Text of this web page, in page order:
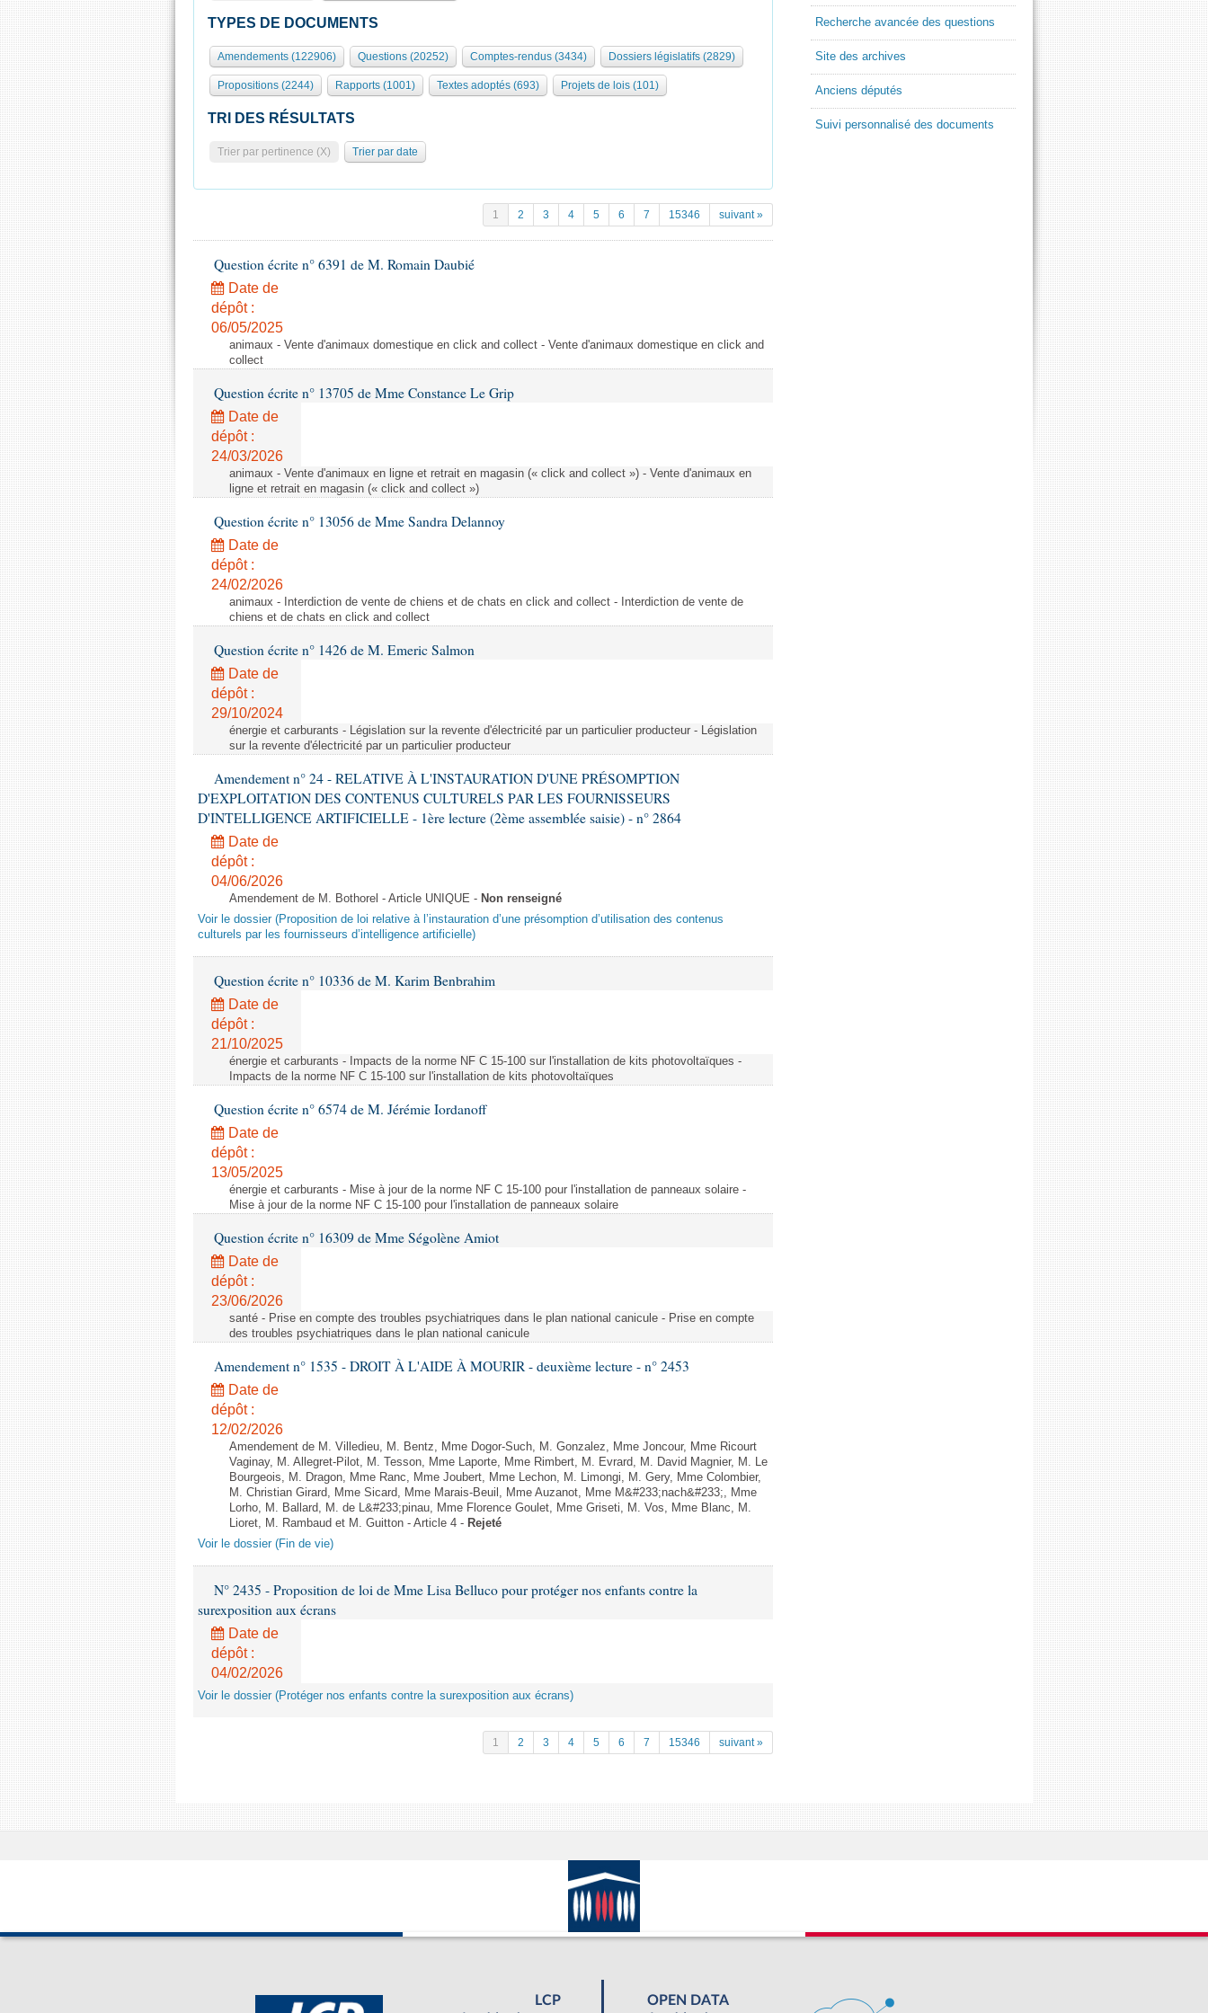
TYPES DE DOCUMENTS
Amendements (122906) Questions (20252) Comptes-rendus (3434) Dossiers législatifs (2829)
Propositions (2244) Rapports (1001) Textes adoptés (693) Projets de lois (101)
TRI DES RÉSULTATS
Trier par pertinence (X) Trier par date
1 2 3 4 5 6 7 15346 suivant »
Question écrite n° 6391 de M. Romain Daubié
Date de
dépôt :
06/05/2025
animaux - Vente d'animaux domestique en click and collect - Vente d'animaux domestique en click and
collect
Question écrite n° 13705 de Mme Constance Le Grip
Date de
dépôt :
24/03/2026
animaux - Vente d'animaux en ligne et retrait en magasin (« click and collect ») - Vente d'animaux en
ligne et retrait en magasin (« click and collect »)
Question écrite n° 13056 de Mme Sandra Delannoy
Date de
dépôt :
24/02/2026
animaux - Interdiction de vente de chiens et de chats en click and collect - Interdiction de vente de
chiens et de chats en click and collect
Question écrite n° 1426 de M. Emeric Salmon
Date de
dépôt :
29/10/2024
énergie et carburants - Législation sur la revente d'électricité par un particulier producteur - Législation
sur la revente d'électricité par un particulier producteur
Amendement n° 24 - RELATIVE À L'INSTAURATION D'UNE PRÉSOMPTION
D'EXPLOITATION DES CONTENUS CULTURELS PAR LES FOURNISSEURS
D'INTELLIGENCE ARTIFICIELLE - 1ère lecture (2ème assemblée saisie) - n° 2864
Date de
dépôt :
04/06/2026
Amendement de M. Bothorel - Article UNIQUE - Non renseigné
Voir le dossier (Proposition de loi relative à l’instauration d’une présomption d’utilisation des contenus
culturels par les fournisseurs d’intelligence artificielle)
Question écrite n° 10336 de M. Karim Benbrahim
Date de
dépôt :
21/10/2025
énergie et carburants - Impacts de la norme NF C 15-100 sur l'installation de kits photovoltaïques -
Impacts de la norme NF C 15-100 sur l'installation de kits photovoltaïques
Question écrite n° 6574 de M. Jérémie Iordanoff
Date de
dépôt :
13/05/2025
énergie et carburants - Mise à jour de la norme NF C 15-100 pour l'installation de panneaux solaire -
Mise à jour de la norme NF C 15-100 pour l'installation de panneaux solaire
Question écrite n° 16309 de Mme Ségolène Amiot
Date de
dépôt :
23/06/2026
santé - Prise en compte des troubles psychiatriques dans le plan national canicule - Prise en compte
des troubles psychiatriques dans le plan national canicule
Amendement n° 1535 - DROIT À L'AIDE À MOURIR - deuxième lecture - n° 2453
Date de
dépôt :
12/02/2026
Amendement de M. Villedieu, M. Bentz, Mme Dogor-Such, M. Gonzalez, Mme Joncour, Mme Ricourt
Vaginay, M. Allegret-Pilot, M. Tesson, Mme Laporte, Mme Rimbert, M. Evrard, M. David Magnier, M. Le
Bourgeois, M. Dragon, Mme Ranc, Mme Joubert, Mme Lechon, M. Limongi, M. Gery, Mme Colombier,
M. Christian Girard, Mme Sicard, Mme Marais-Beuil, Mme Auzanot, Mme M&#233;nach&#233;, Mme
Lorho, M. Ballard, M. de L&#233;pinau, Mme Florence Goulet, Mme Griseti, M. Vos, Mme Blanc, M.
Lioret, M. Rambaud et M. Guitton - Article 4 - Rejeté
Voir le dossier (Fin de vie)
N° 2435 - Proposition de loi de Mme Lisa Belluco pour protéger nos enfants contre la
surexposition aux écrans
Date de
dépôt :
04/02/2026
Voir le dossier (Protéger nos enfants contre la surexposition aux écrans)
1 2 3 4 5 6 7 15346 suivant »
Recherche avancée des questions
Site des archives
Anciens députés
Suivi personnalisé des documents
LCP
OPEN DATA